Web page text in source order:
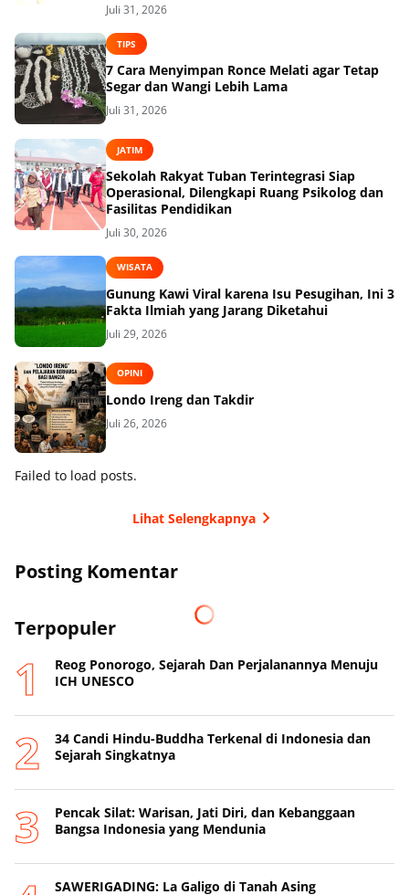
Juli 31, 2026
TIPS
7 Cara Menyimpan Ronce Melati agar Tetap
Segar dan Wangi Lebih Lama
Juli 31, 2026
JATIM
Sekolah Rakyat Tuban Terintegrasi Siap
Operasional, Dilengkapi Ruang Psikolog dan
Fasilitas Pendidikan
Juli 30, 2026
WISATA
Gunung Kawi Viral karena Isu Pesugihan, Ini 3
Fakta Ilmiah yang Jarang Diketahui
Juli 29, 2026
OPINI
Londo Ireng dan Takdir
Juli 26, 2026
Failed to load posts.
Lihat Selengkapnya
Posting Komentar
Terpopuler
Reog Ponorogo, Sejarah Dan Perjalanannya Menuju
ICH UNESCO
34 Candi Hindu-Buddha Terkenal di Indonesia dan
Sejarah Singkatnya
Pencak Silat: Warisan, Jati Diri, dan Kebanggaan
Bangsa Indonesia yang Mendunia
SAWERIGADING: La Galigo di Tanah Asing